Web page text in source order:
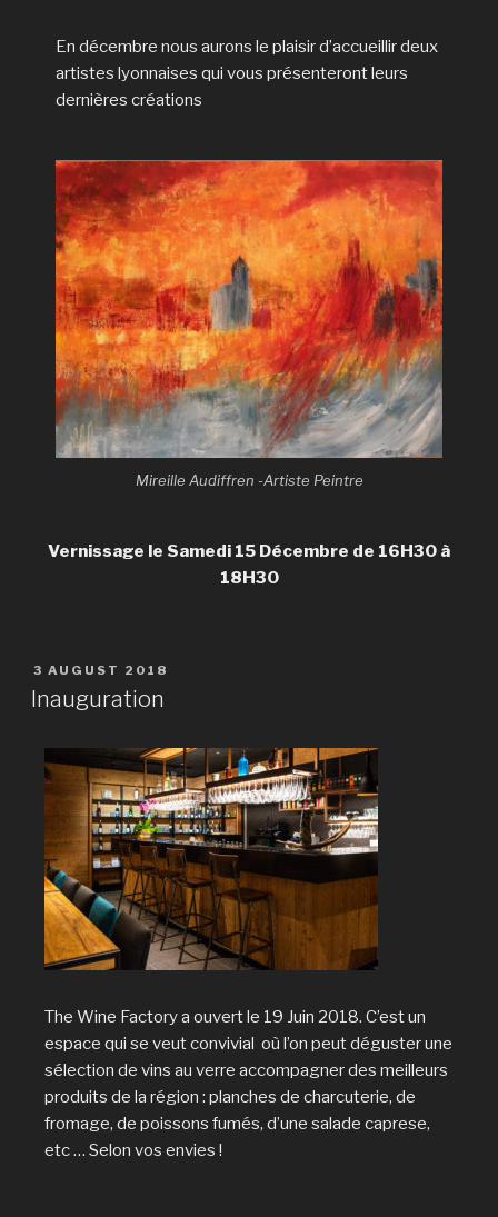
En décembre nous aurons le plaisir d’accueillir deux
artistes lyonnaises qui vous présenteront leurs
dernières créations
Mireille Audiffren -Artiste Peintre
Vernissage le Samedi 15 Décembre de 16H30 à
18H30
3 AUGUST 2018
Inauguration
The Wine Factory a ouvert le 19 Juin 2018. C’est un
espace qui se veut convivial où l’on peut déguster une
sélection de vins au verre accompagner des meilleurs
produits de la région : planches de charcuterie, de
fromage, de poissons fumés, d’une salade caprese,
etc … Selon vos envies !